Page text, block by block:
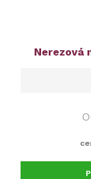
Nerezová